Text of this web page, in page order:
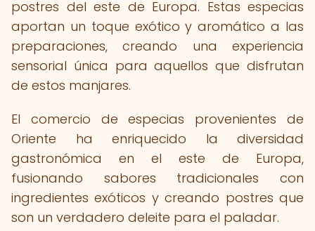
postres del este de Europa. Estas especias
aportan un toque exótico y aromático a las
preparaciones, creando una experiencia
sensorial única para aquellos que disfrutan
de estos manjares.
El comercio de especias provenientes de
Oriente ha enriquecido la diversidad
gastronómica en el este de Europa,
fusionando sabores tradicionales con
ingredientes exóticos y creando postres que
son un verdadero deleite para el paladar.